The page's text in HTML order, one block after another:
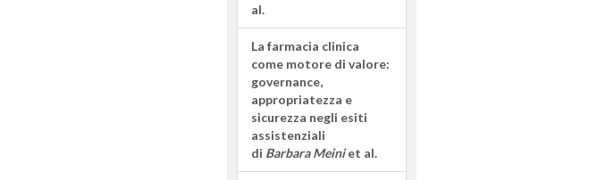
al.
La farmacia clinica
come motore di valore:
governance,
appropriatezza e
sicurezza negli esiti
assistenziali
di Barbara Meiniet al.